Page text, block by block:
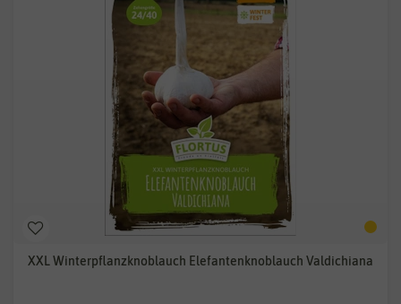
XXL Winterpflanzknoblauch Elefantenknoblauch Valdichiana